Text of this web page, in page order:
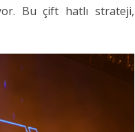
Bu çift hatlı strateji,